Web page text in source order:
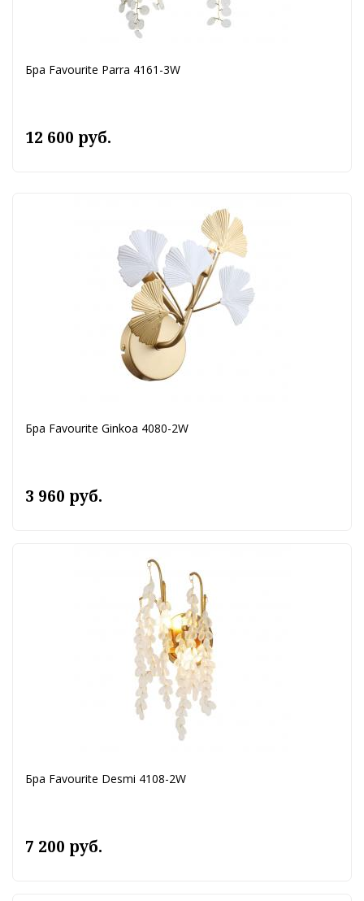
Бра Favourite Parra 4161-3W
12 600 руб.
Бра Favourite Ginkoa 4080-2W
3 960 руб.
Бра Favourite Desmi 4108-2W
7 200 руб.